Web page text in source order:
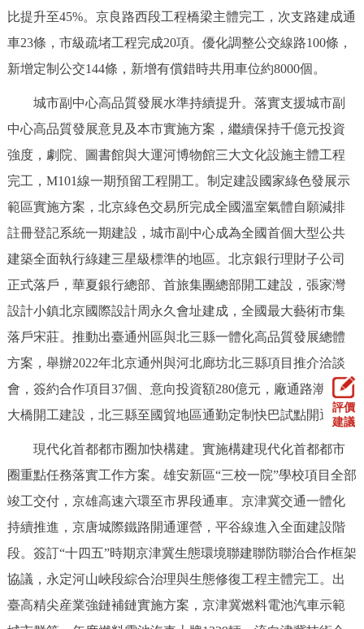
比提升至45%。京良路西段工程橋梁主體完工，次支路建成通
車23條，市級疏堵工程完成20項。優化調整公交線路100條，
新增定制公交144條，新增有償錯時共用車位約8000個。
城市副中心高品質發展水準持續提升。落實支援城市副
中心高品質發展意見及本市實施方案，繼續保持千億元投資
強度，劇院、圖書館與大運河博物館三大文化設施主體工程
完工，M101線一期預留工程開工。制定建設國家綠色發展示
範區實施方案，北京綠色交易所完成全國溫室氣體自願減排
註冊登記系統一期建設，城市副中心成為全國首個大型公共
建築全面執行綠建三星級標準的地區。北京銀行理財子公司
正式落戶，華夏銀行總部、首旅集團總部開工建設，張家灣
設計小鎮北京國際設計周永久會址建成，全國最大藝術市集
落戶宋莊。推動出臺通州區與北三縣一體化高品質發展總體
方案，舉辦2022年北京通州與河北廊坊北三縣項目推介洽談
會，簽約合作項目37個、意向投資額280億元，廠通路潮白河
大橋開工建設，北三縣至國貿地區通勤定制快巴試點開通。
現代化首都都市圈加快構建。實施構建現代化首都都市
圈重點任務落實工作方案。雄安新區“三校一院”學校項目全部
竣工交付，京雄高速六環至市界段通車。京津冀交通一體化
持續推進，京唐城際鐵路開通運營，平谷線進入全面建設階
段。簽訂“十四五”時期京津冀生態環境聯建聯防聯治合作框架
協議，永定河山峽段綜合治理與生態修復工程主體完工。出
臺高精尖産業強鏈補鏈實施方案，京津冀燃料電池汽車示範
評價
建議